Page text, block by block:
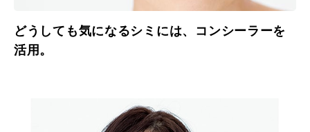
どうしても気になるシミには、コンシーラーを
活用。